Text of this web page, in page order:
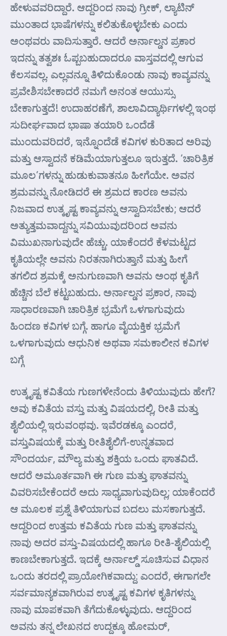
ಹೇಳುವವರಿದ್ದಾರೆ. ಆದ್ದರಿಂದ ನಾವು ಗ್ರೀಕ್, ಲ್ಯಾಟಿನ್
ಮುಂತಾದ ಭಾಷೆಗಳನ್ನು ಕಲಿತುಕೊಳ್ಳಬೇಕು ಎಂದು
ಅಂಥವರು ವಾದಿಸುತ್ತಾರೆ. ಆದರೆ ಅರ್ನಾಲ್ಡನ ಪ್ರಕಾರ
ಇದನ್ನು ತತ್ವಶಃ ಓಪ್ಬಬಹುದಾದರೂ ವಾಸ್ತವದಲ್ಲಿ ಆಗುವ
ಕೆಲಸವಲ್ಲ. ಎಲ್ಲವನ್ನೂ ತಿಳಿದುಕೊಂಡು ನಾವು ಕಾವ್ಯವನ್ನು
ಪ್ರವೇಶಿಸಬೇಕಾದರೆ ನಮಗೆ ಅನಂತ ಆಯುಸ್ಸು
ಬೇಕಾಗುತ್ತದೆ! ಉದಾಹರಣೆಗೆ, ಶಾಲಾವಿದ್ಯಾರ್ಥಿಗಳಲ್ಲಿ ಇಂಥ
ಸುದೀರ್ಘವಾದ ಭಾಷಾ ತಯಾರಿ ಒಂದೆಡೆ
ಮುಂದುವರಿದರೆ, ಇನ್ನೊಂದೆಡೆ ಕವಿಗಳ ಕುರಿತಾದ ಅರಿವು
ಮತ್ತು ಆಸ್ವಾದನೆ ಕಡಿಮೆಯಾಗುತ್ತಲೂ ಇರುತ್ತದೆ. ‘ಚಾರಿತ್ರಿಕ
ಮೂಲ’ಗಳನ್ನು ಹುಡುಕುವಾತನೂ ಹೀಗೆಯೇ. ಅವನ
ಶ್ರಮವನ್ನು ನೋಡಿದರೆ ಈ ಶ್ರಮದ ಕಾರಣ ಅವನು
ನಿಜವಾದ ಉತ್ಕೃಷ್ಟ ಕಾವ್ಯವನ್ನು ಆಸ್ವಾದಿಸಬೇಕು; ಆದರೆ
ಅತ್ಯುತ್ತಮವಾದ್ದನ್ನು ಸವಿಯುವುದರಿಂದ ಅವನು
ವಿಮುಖನಾಗುವುದೇ ಹೆಚ್ಚು. ಯಾಕೆಂದರೆ ಕೆಳಮಟ್ಟದ
ಕೃತಿಯಲ್ಲೇ ಅವನು ನಿರತನಾಗಿರುತ್ತಾನೆ ಮತ್ತು ಹೀಗೆ
ತಗಲಿದ ಶ್ರಮಕ್ಕೆ ಅನುಗುಣವಾಗಿ ಅವನು ಅಂಥ ಕೃತಿಗೆ
ಹೆಚ್ಚಿನ ಬೆಲೆ ಕಟ್ಟಬಹುದು. ಅರ್ನಾಲ್ಡನ ಪ್ರಕಾರ, ನಾವು
ಸಾಧಾರಣವಾಗಿ ಚಾರಿತ್ರಿಕ ಭ್ರಮೆಗೆ ಒಳಗಾಗುವುದು
ಹಿಂದಣ ಕವಿಗಳ ಬಗ್ಗೆ. ಹಾಗೂ ವೈಯಕ್ತಿಕ ಭ್ರಮೆಗೆ
ಒಳಗಾಗುವುದು ಆಧುನಿಕ ಅಥವಾ ಸಮಕಾಲೀನ ಕವಿಗಳ
ಬಗ್ಗೆ
ಉತ್ಕೃಷ್ಟ ಕವಿತೆಯ ಗುಣಗಳೇನೆಂದು ತಿಳಿಯುವುದು ಹೇಗೆ?
ಅವು ಕವಿತೆಯ ವಸ್ತು ಮತ್ತು ವಿಷಯದಲ್ಲಿ, ರೀತಿ ಮತ್ತು
ಶೈಲಿಯಲ್ಲಿ ಇರುವಂಥವು. ಇವೆರಡಕ್ಕೂ ಎಂದರೆ,
ವಸ್ತುವಿಷಯಕ್ಕೆ ಮತ್ತು ರೀತಿಶೈಲಿಗೆ-ಉನ್ನತವಾದ
ಸೌಂದರ್ಯ, ಮೌಲ್ಯ ಮತ್ತು ಶಕ್ತಿಯ ಒಂದು ಘಾತವಿದೆ.
ಆದರೆ ಅಮೂರ್ತವಾಗಿ ಈ ಗುಣ ಮತ್ತು ಘಾತವನ್ನು
ವಿವರಿಸಬೇಕೆಂದರೆ ಅದು ಸಾಧ್ಯವಾಗುವುದಿಲ್ಲ; ಯಾಕೆಂದರೆ
ಆ ಮೂಲಕ ಪ್ರಶ್ನೆ ತಿಳಿಯಾಗುವ ಬದಲು ಮಸಕಾಗುತ್ತದೆ.
ಆದ್ದರಿಂದ ಉತ್ತಮ ಕವಿತೆಯ ಗುಣ ಮತ್ತು ಘಾತವನ್ನು
ನಾವು ಅದರ ವಸ್ತು-ವಿಷಯದಲ್ಲಿ ಹಾಗೂ ರೀತಿ-ಶೈಲಿಯಲ್ಲಿ
ಕಾಣಬೇಕಾಗುತ್ತದೆ. ಇದಕ್ಕೆ ಅರ್ನಾಲ್ಡ್ ಸೂಚಿಸುವ ವಿಧಾನ
ಒಂದು ತರದಲ್ಲಿ ಪ್ರಾಯೋಗಿಕವಾದ್ದು: ಎಂದರೆ, ಈಗಾಗಲೇ
ಸರ್ವಮಾನ್ಯಕವಾಗಿರುವ ಉತ್ಕೃಷ್ಟ ಕವಿಗಳ ಕೃತಿಗಳನ್ನು
ನಾವು ಮಾಪಕವಾಗಿ ತೆಗೆದುಕೊಳ್ಳುವುದು. ಆದ್ದರಿಂದ
ಅವನು ತನ್ನ ಲೇಖನದ ಉದ್ದಕ್ಕೂ ಹೋಮರ್,